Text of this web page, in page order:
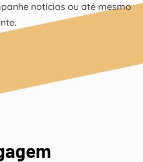
notícias ou até mesmo